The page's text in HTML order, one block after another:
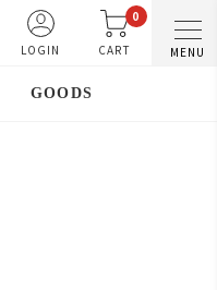
LOGIN
0
CART MENU
GOODS